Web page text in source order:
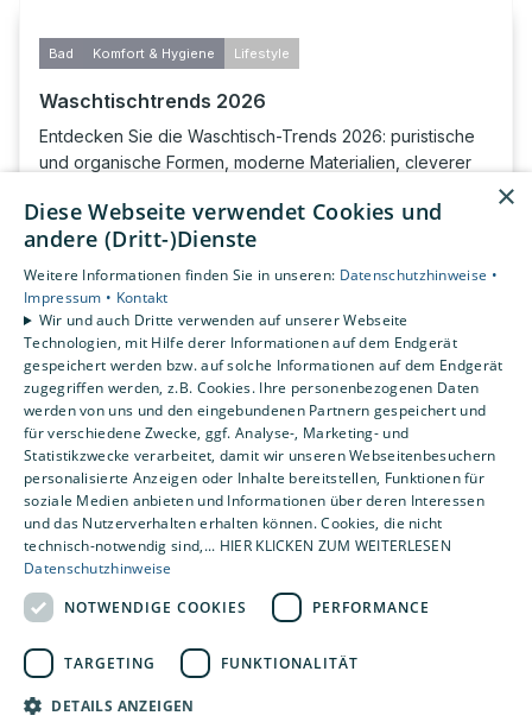
Bad Komfort & Hygiene Lifestyle
Waschtischtrends 2026
Entdecken Sie die Waschtisch-Trends 2026: puristische
und organische Formen, moderne Materialien, cleverer
funktionales Bad.
27. April 2026
Weiterlesen
Marken & Produkte Klima
Frischer Wind im Segelclub – Smarte Lüftung mit
VALLOX
Moderne Lüftungslösung für einen Segelclub in
Oberbayern: Mit VALLOX VARIO V 1825 werden
Feuchtigkeit, Platzprobleme und Druckschwankungen
gelöst.
23. April 2026
Weiterlesen
×
Diese Webseite verwendet Cookies und
andere (Dritt-)Dienste
Weitere Informationen finden Sie in unseren: Datenschutzhinweise •
Impressum • Kontakt
Wir und auch Dritte verwenden auf unserer Webseite
Technologien, mit Hilfe derer Informationen auf dem Endgerät
gespeichert werden bzw. auf solche Informationen auf dem Endgerät
zugegriffen werden, z.B. Cookies. Ihre personenbezogenen Daten
werden von uns und den eingebundenen Partnern gespeichert und
für verschiedene Zwecke, ggf. Analyse-, Marketing- und
Statistikzwecke verarbeitet, damit wir unseren Webseitenbesuchern
personalisierte Anzeigen oder Inhalte bereitstellen, Funktionen für
soziale Medien anbieten und Informationen über deren Interessen
und das Nutzerverhalten erhalten können. Cookies, die nicht
technisch-notwendig sind,... HIER KLICKEN ZUM WEITERLESEN
Datenschutzhinweise
NOTWENDIGE COOKIES
PERFORMANCE
TARGETING FUNKTIONALITÄT
DETAILS ANZEIGEN